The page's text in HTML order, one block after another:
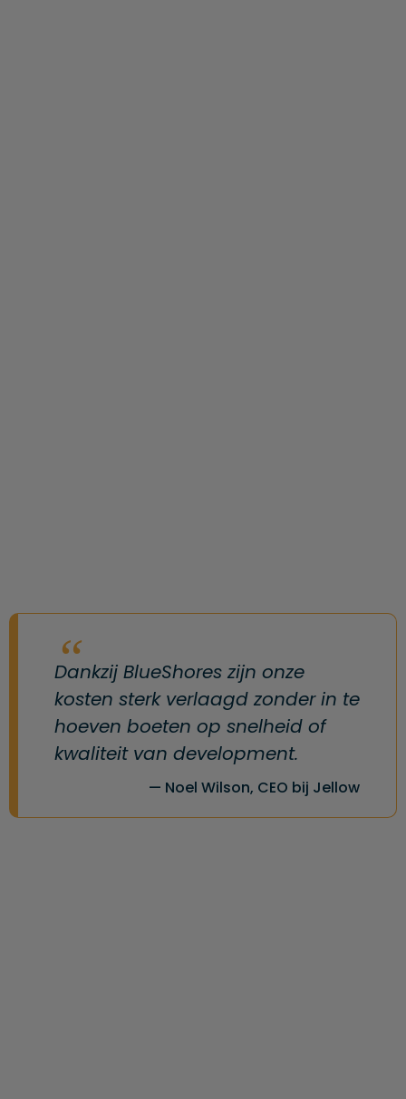
Dankzij BlueShores zijn onze
kosten sterk verlaagd zonder in te
hoeven boeten op snelheid of
kwaliteit van development.
Noel Wilson, CEO bij Jellow